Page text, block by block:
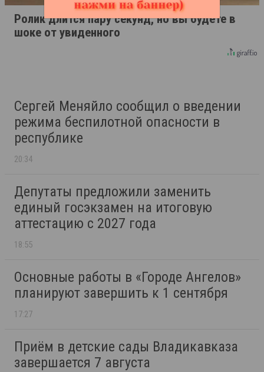
Ролик длится пару секунд, но вы будете в
шоке от увиденного
Сергей Меняйло сообщил о введении
режима беспилотной опасности в
республике
20:34
Депутаты предложили заменить
единый госэкзамен на итоговую
аттестацию с 2027 года
18:55
Основные работы в «Городе Ангелов»
планируют завершить к 1 сентября
17:27
Приём в детские сады Владикавказа
завершается 7 августа